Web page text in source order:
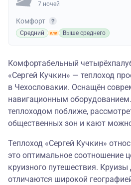
7 ночей
Комфорт
Средний Выше среднего
Комфортабельный
«Сергей Кучкин» — теплоход
в Чехословакии. Оснащён
навигационным
теплоходом поближе,
общественных зон и кают
Теплоход «Сергей Кучкин»
это оптимальное соотношение
круизного путешествия. Круизы
отличаются широкой